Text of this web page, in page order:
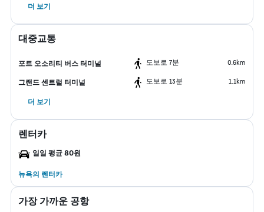
더 보기
대중교통
포트 오소리티 버스 터미널 도보로 7분 0.6km
그랜드 센트럴 터미널 도보로 13분 1.1km
더 보기
렌터카
일일 평균 80원
뉴욕​의 렌터카
가장 가까운 공항